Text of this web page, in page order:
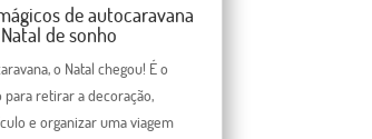
de autocaravana
de sonho
o Natal chegou! É o
retirar a decoração,
e organizar uma viagem